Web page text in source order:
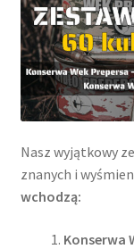
Nasz wyjątkowy
znanych i
wchodzą:
Konserwa